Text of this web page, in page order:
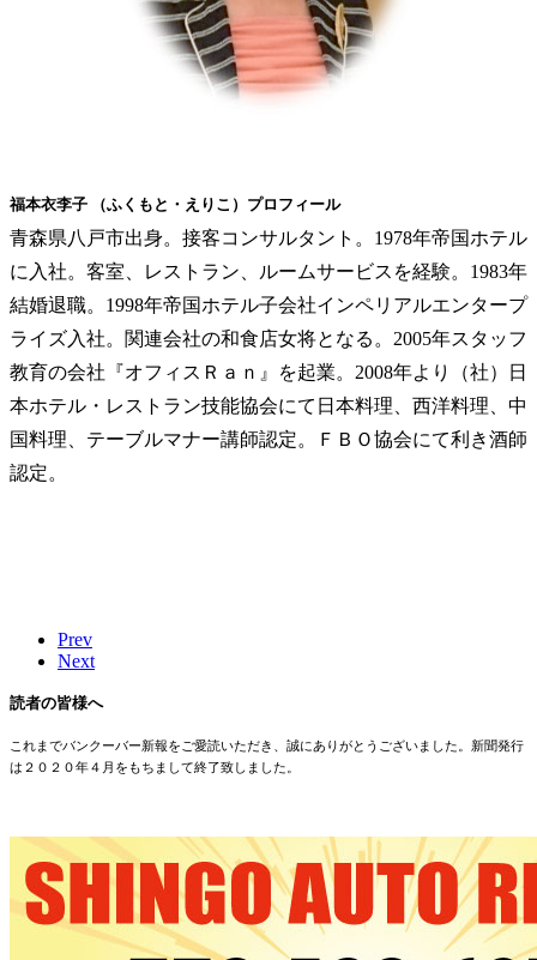
福本衣李子 （ふくもと・えりこ）プロフィール
青森県八戸市出身。接客コンサルタント。1978年帝国ホテル
に入社。客室、レストラン、ルームサービスを経験。1983年
結婚退職。1998年帝国ホテル子会社インペリアルエンタープ
ライズ入社。関連会社の和食店女将となる。2005年スタッフ
教育の会社『オフィスＲａｎ』を起業。2008年より（社）日
本ホテル・レストラン技能協会にて日本料理、西洋料理、中
国料理、テーブルマナー講師認定。ＦＢＯ協会にて利き酒師
認定。
Prev
Next
読者の皆様へ
これまでバンクーバー新報をご愛読いただき、誠にありがとうございました。新聞発行
は２０２０年４月をもちまして終了致しました。